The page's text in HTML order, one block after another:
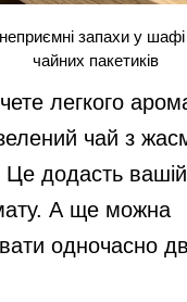
запахи у
чайних пакетиків
легкого
чай з
Це додасть
А ще можна
одночасно